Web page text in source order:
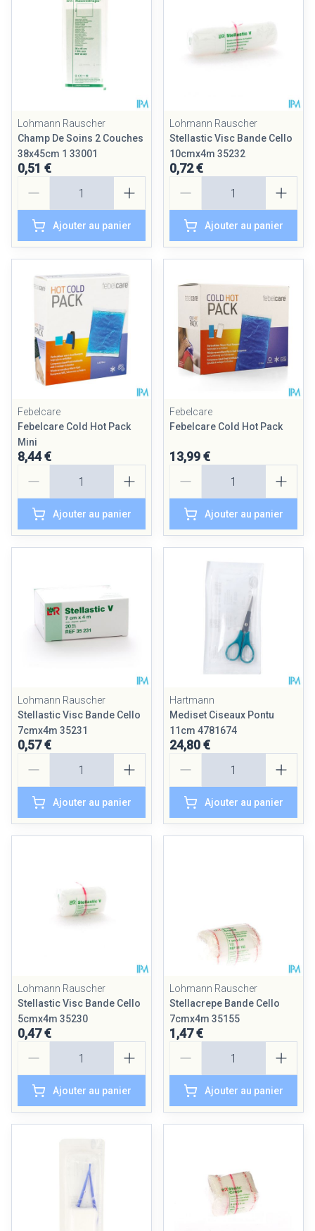
Lohmann Rauscher
Champ De Soins 2 Couches
38x45cm 1 33001
0,51 €
Ajouter au panier
Lohmann Rauscher
Stellastic Visc Bande Cello
10cmx4m 35232
0,72 €
Ajouter au panier
Febelcare
Febelcare Cold Hot Pack
Mini
8,44 €
Ajouter au panier
Febelcare
Febelcare Cold Hot Pack
13,99 €
Ajouter au panier
Lohmann Rauscher
Stellastic Visc Bande Cello
7cmx4m 35231
0,57 €
Ajouter au panier
Hartmann
Mediset Ciseaux Pontu
11cm 4781674
24,80 €
Ajouter au panier
Lohmann Rauscher
Stellastic Visc Bande Cello
5cmx4m 35230
0,47 €
Ajouter au panier
Lohmann Rauscher
Stellacrepe Bande Cello
7cmx4m 35155
1,47 €
Ajouter au panier